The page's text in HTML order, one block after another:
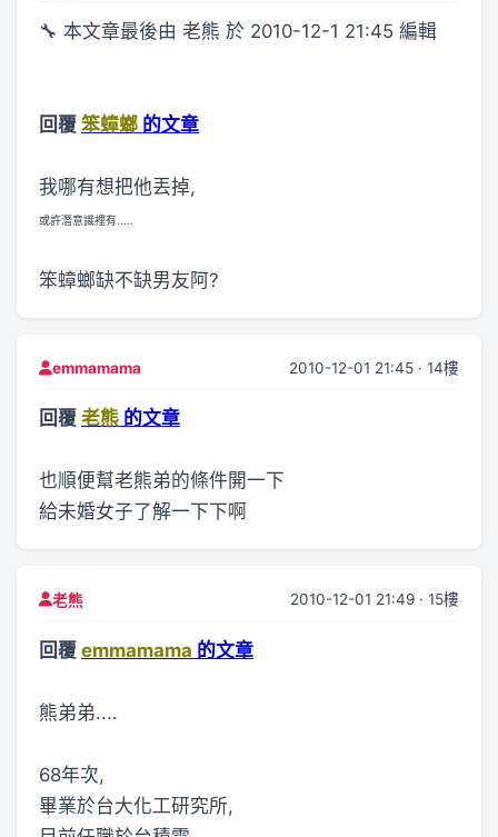
🔧 本文章最後由 老熊 於 2010-12-1 21:45 編輯
回覆 笨蟑螂 的文章
我哪有想把他丟掉,
或許潛意識裡有.....
笨蟑螂缺不缺男友阿?
emmamama 2010-12-01 21:45 · 14樓
回覆 老熊 的文章
也順便幫老熊弟的條件開一下
給未婚女子了解一下下啊
老熊 2010-12-01 21:49 · 15樓
回覆 emmamama 的文章
熊弟弟....
68年次,
畢業於台大化工研究所,